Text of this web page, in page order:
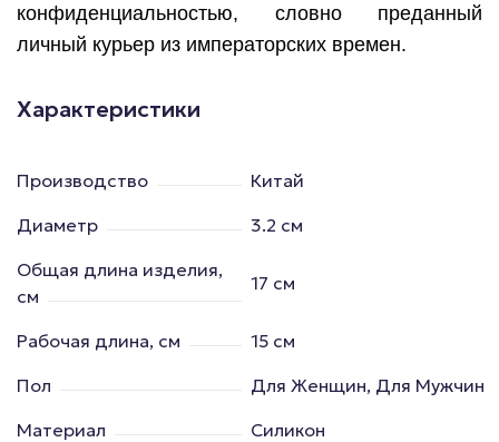
конфиденциальностью, словно преданный
личный курьер из императорских времен.
Характеристики
Производство
Китай
Диаметр
3.2 см
Общая длина изделия,
см
17 см
Рабочая длина, см
15 см
Пол
Для Женщин, Для Мужчин
Материал
Силикон